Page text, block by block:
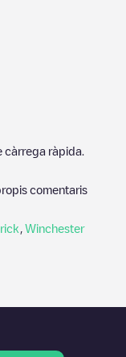
càrrega ràpida.
comentaris
Winchester